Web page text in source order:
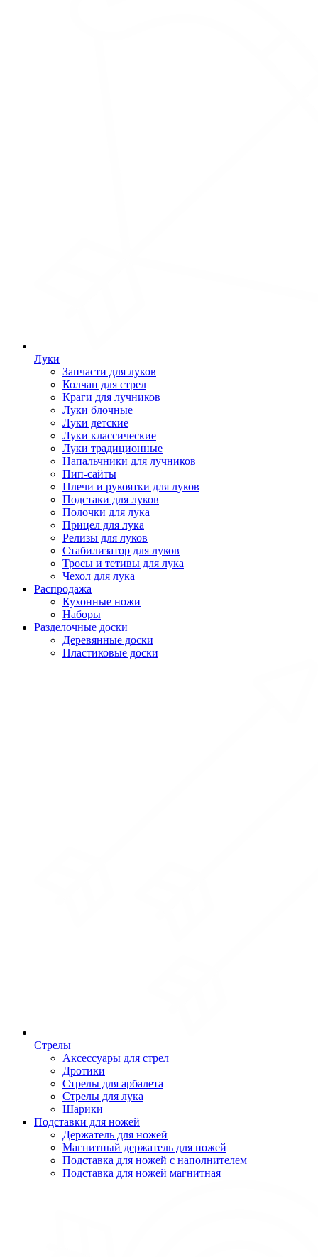
Луки
Запчасти для луков
Колчан для стрел
Краги для лучников
Луки блочные
Луки детские
Луки классические
Луки традиционные
Напальчники для лучников
Пип-сайты
Плечи и рукоятки для луков
Подстаки для луков
Полочки для лука
Прицел для лука
Релизы для луков
Стабилизатор для луков
Тросы и тетивы для лука
Чехол для лука
Распродажа
Кухонные ножи
Наборы
Разделочные доски
Деревянные доски
Пластиковые доски
Стрелы
Аксессуары для стрел
Дротики
Стрелы для арбалета
Стрелы для лука
Шарики
Подставки для ножей
Держатель для ножей
Магнитный держатель для ножей
Подставка для ножей с наполнителем
Подставка для ножей магнитная